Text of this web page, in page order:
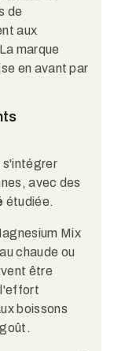
de
aux
marque
en avant par
s'intégrer
avec des
étudiée.
Mix
chaude ou
être
l'effort
boissons